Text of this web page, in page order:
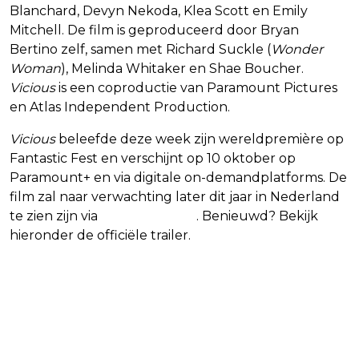
Blanchard, Devyn Nekoda, Klea Scott en Emily
Mitchell. De film is geproduceerd door Bryan
Bertino zelf, samen met Richard Suckle (Wonder
Woman), Melinda Whitaker en Shae Boucher.
Viciousis een coproductie van Paramount Pictures
en Atlas Independent Production.
Viciousbeleefde deze week zijn wereldpremière op
Fantastic Fest en verschijnt op 10 oktober op
Paramount+ en via digitale on-demandplatforms. De
film zal naar verwachting later dit jaar in Nederland
te zien zijn via
. Benieuwd? Bekijk
hieronder de officiële trailer.